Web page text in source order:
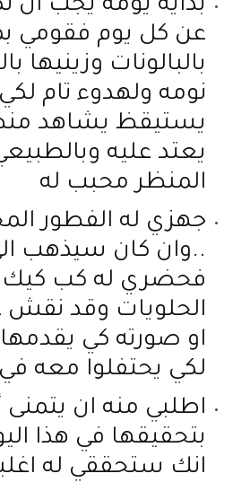
بداية يومه يجب ان
عن كل يوم فقومي
بالبالونات وزينيها
نومه ولهدوء تام
يستيقظ يشاهد
يعتد عليه
المنظر محبب له
جهزي له الفطور
..وان كان سيذهب
فحضري له كب
الحلويات وقد نقش
او صورته كي
لكي يحتفلوا معه
اطلبي منه ان
بتحقيقها في هذا
انك ستحققي له